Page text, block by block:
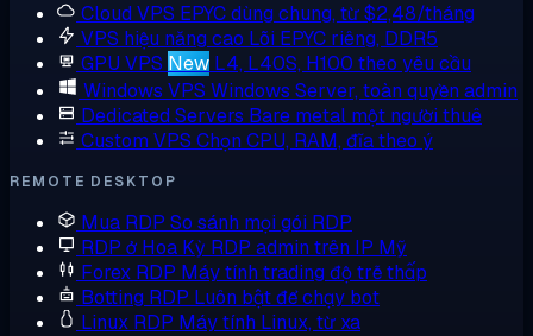
Cloud VPS EPYC dùng chung, từ $2,48/tháng
VPS hiệu năng cao Lõi EPYC riêng, DDR5
GPU VPS New L4, L40S, H100 theo yêu cầu
Windows VPS Windows Server, toàn quyền admin
Dedicated Servers Bare metal một người thuê
Custom VPS Chọn CPU, RAM, đĩa theo ý
REMOTE DESKTOP
Mua RDP So sánh mọi gói RDP
RDP ở Hoa Kỳ RDP admin trên IP Mỹ
Forex RDP Máy tính trading độ trễ thấp
Botting RDP Luôn bật để chạy bot
Linux RDP Máy tính Linux, từ xa